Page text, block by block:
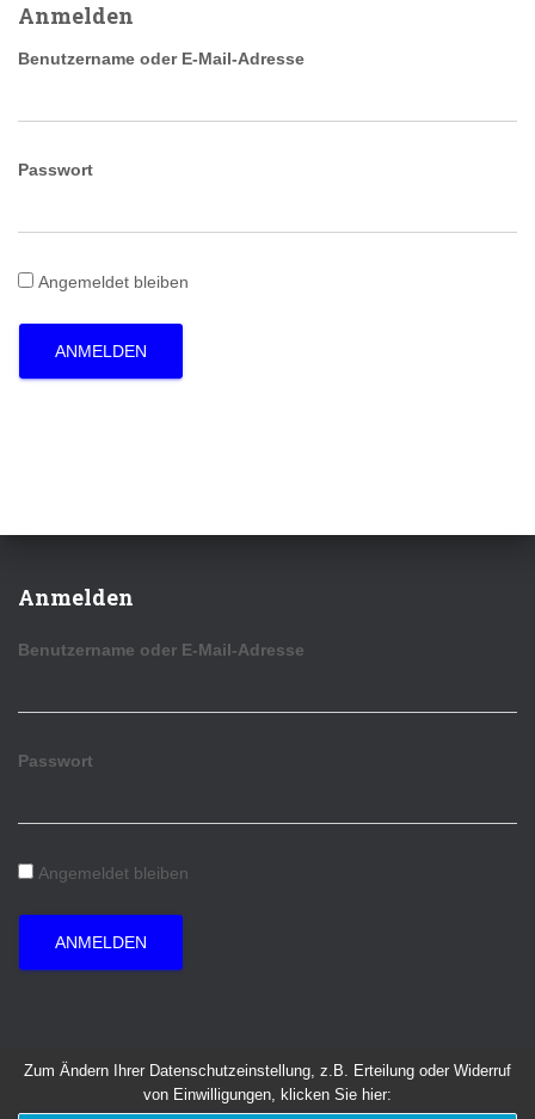
Anmelden
Benutzername oder E-Mail-Adresse
Passwort
Angemeldet bleiben
ANMELDEN
Anmelden
Benutzername oder E-Mail-Adresse
Passwort
Angemeldet bleiben
ANMELDEN
Hestia | Entwickelt vonThemeIsle
Zum Ändern Ihrer Datenschutzeinstellung, z.B. Erteilung oder Widerruf
von Einwilligungen, klicken Sie hier: